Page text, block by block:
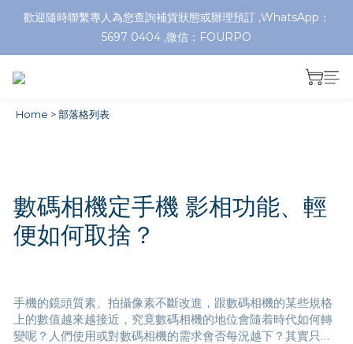
歡迎隨時聯繫專人為您查詢補貨狀態或辦理預訂 ,WhatsApp：
5697 0404 ,微信：FOURPO
Home >部落格列表
數碼相機定手機 影相功能、輕
便如何取捨？
手機的鏡頭質素、拍攝像素不斷改進，跟數碼相機的某些規格
上的數值越來越接近，究竟數碼相機的地位會隨着時代如何轉
變呢？人們使用或對數碼相機的需求會否每況越下？其實只要